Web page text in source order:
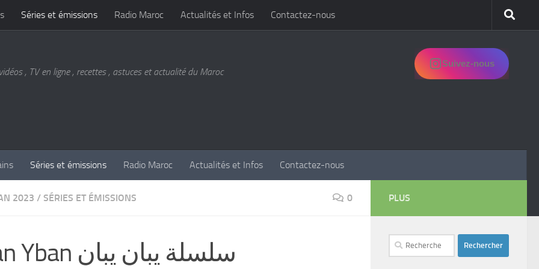
Séries et émissions Radio Maroc Actualités et Infos Contactez-nous
, TV en ligne , recettes , astuces et actualité du Maroc
Suivez-nous
Séries et émissions Radio Maroc Actualités et Infos Contactez-nous
2023 / SÉRIES ET ÉMISSIONS 0
Yban Yban سلسلة يبان يبان
PLUS
Rechercher :